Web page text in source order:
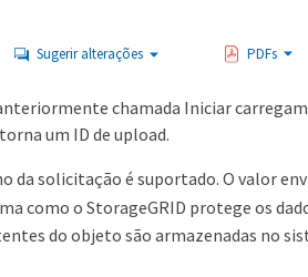
Sugerir alterações PDFs
chamada Iniciar
um ID de upload.
da solicitação é suportado. O valor
como o StorageGRID protege os
do objeto são armazenadas no